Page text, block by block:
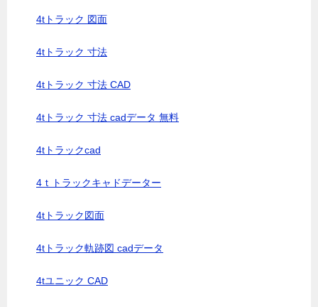
4tトラック 図面
4tトラック 寸法
4tトラック 寸法 CAD
4tトラック 寸法 cadデータ 無料
4tトラックcad
4ｔトラックキャドデーター
4tトラック図面
4tトラック軌跡図 cadデータ
4tユニック CAD